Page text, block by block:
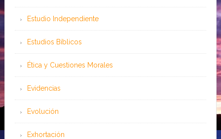
Estudio Independiente
Estudios Bíblicos
Ética y Cuestiones Morales
Evidencias
Evolución
Exhortación